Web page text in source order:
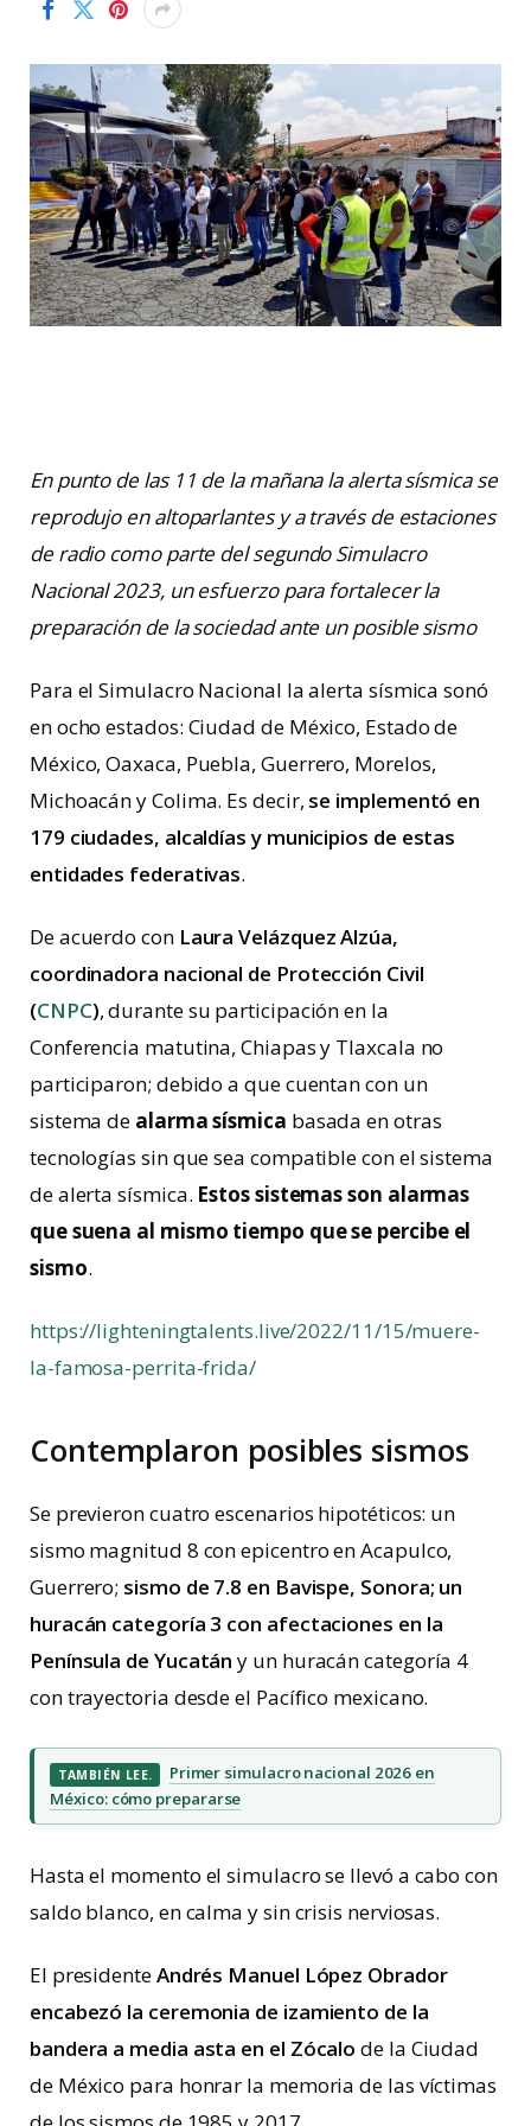
En punto de las 11 de la mañana la alerta sísmica se
reprodujo en altoparlantes y a través de estaciones
de radio como parte del segundoSimulacro
Nacional2023, un esfuerzo para fortalecer la
preparación de la sociedad ante un posible sismo
Para elSimulacro Nacional la alerta sísmica sonó
en ocho estados: Ciudad de México, Estado de
México, Oaxaca, Puebla, Guerrero, Morelos,
Michoacán y Colima. Es decir, se implementó en
179 ciudades, alcaldías y municipios de estas
entidades federativas.
De acuerdo con Laura Velázquez Alzúa,
coordinadora nacional de Protección Civil
(CNPC), durante su participación en la
Conferencia matutina, Chiapas y Tlaxcala no
participaron; debido a que cuentan con un
sistema de alarma sísmica basada en otras
tecnologías sin que sea compatible con el sistema
de alerta sísmica. Estos sistemas son alarmas
que suena al mismo tiempo que se percibe el
sismo.
https://lighteningtalents.live/2022/11/15/muere-
la-famosa-perrita-frida/
Contemplaron posibles sismos
Se previeron cuatro escenarios hipotéticos: un
sismo magnitud 8 con epicentro en Acapulco,
Guerrero; sismo de 7.8 en Bavispe, Sonora; un
huracán categoría 3 con afectaciones en la
Península de Yucatán y un huracán categoría 4
con trayectoria desde el Pacífico mexicano.
TAMBIÉN LEE.
Primer simulacro nacional 2026 en
México: cómo prepararse
Hasta el momento el simulacro se llevó a cabo con
saldo blanco, en calma y sin crisis nerviosas.
El presidenteAndrés Manuel López Obrador
encabezó la ceremonia de izamiento de la
bandera a media asta en el Zócalo de la Ciudad
de México para honrar la memoria de las víctimas